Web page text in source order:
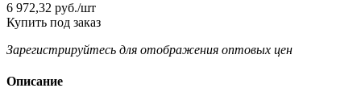
6 972,32 руб./шт
Купить под заказ
Зарегистрируйтесь для отображения оптовых цен
Описание